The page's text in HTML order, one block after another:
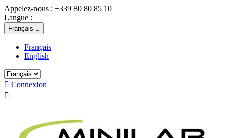
Appelez-nous : +339 80 80 85 10
Langue :
Français 
Français
English
 Connexion
